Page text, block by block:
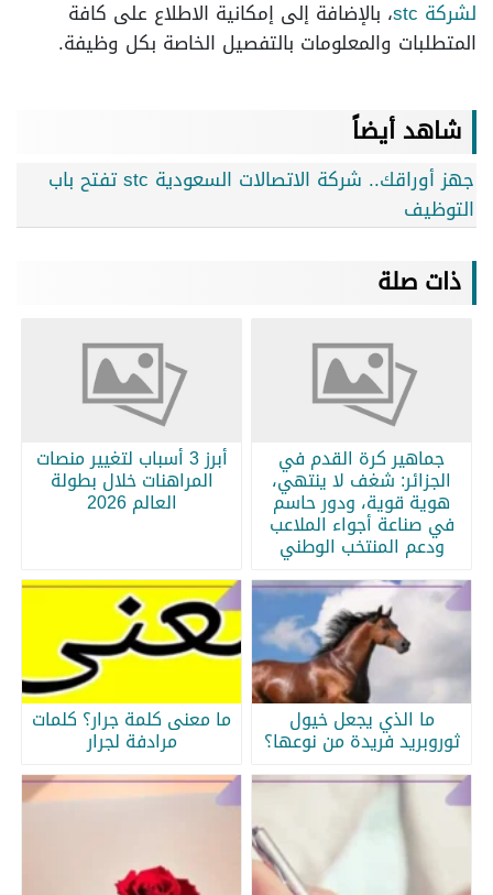
لشركة stc
، بالإضافة إلى إمكانية الاطلاع على كافة
المتطلبات والمعلومات بالتفصيل الخاصة بكل وظيفة.
شاهد أيضاً
جهز أوراقك.. شركة الاتصالات السعودية stc تفتح باب
التوظيف
ذات صلة
جماهير كرة القدم في
الجزائر: شغف لا ينتهي،
هوية قوية، ودور حاسم
في صناعة أجواء الملاعب
ودعم المنتخب الوطني
أبرز 3 أسباب لتغيير منصات
المراهنات خلال بطولة
العالم 2026
ما الذي يجعل خيول
ثوروبريد فريدة من نوعها؟
ما معنى كلمة جرار؟ كلمات
مرادفة لجرار